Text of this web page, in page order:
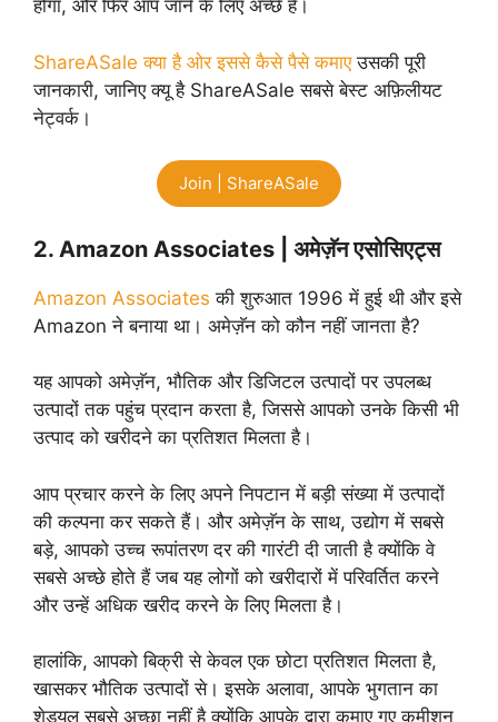
होगा, और फिर आप जाने के लिए अच्छे हैं।
ShareASale क्या है ओर इससे कैसे पैसे कमाएउसकी पूरी
जानकारी, जानिए क्यू है ShareASale सबसे बेस्ट अफ़िलीयट
नेट्वर्क।
Join | ShareASale
2. Amazon Associates | अमेज़ॅन एसोसिएट्स
Amazon Associates की शुरुआत 1996 में हुई थी और इसे
Amazon ने बनाया था। अमेज़ॅन को कौन नहीं जानता है?
यह आपको अमेज़ॅन, भौतिक और डिजिटल उत्पादों पर उपलब्ध
उत्पादों तक पहुंच प्रदान करता है, जिससे आपको उनके किसी भी
उत्पाद को खरीदने का प्रतिशत मिलता है।
आप प्रचार करने के लिए अपने निपटान में बड़ी संख्या में उत्पादों
की कल्पना कर सकते हैं। और अमेज़ॅन के साथ, उद्योग में सबसे
बड़े, आपको उच्च रूपांतरण दर की गारंटी दी जाती है क्योंकि वे
सबसे अच्छे होते हैं जब यह लोगों को खरीदारों में परिवर्तित करने
और उन्हें अधिक खरीद करने के लिए मिलता है।
हालांकि, आपको बिक्री से केवल एक छोटा प्रतिशत मिलता है,
खासकर भौतिक उत्पादों से। इसके अलावा, आपके भुगतान का
शेड्यूल सबसे अच्छा नहीं है क्योंकि आपके द्वारा कमाए गए कमीशन